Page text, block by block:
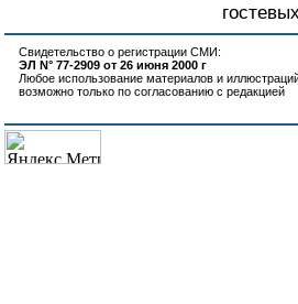
Свидетельство о регистрации СМИ:
ЭЛ N° 77-2909 от 26 июня 2000 г
Любое использование материалов и
возможно только по согласованию с редакцией